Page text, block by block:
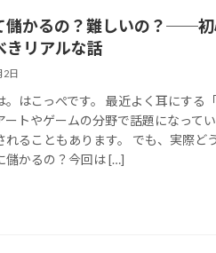
儲かるの？難しいの？──初
きリアルな話
2日
。はこっぺです。 最近よく耳にする
ートやゲームの分野で話題になって
れることもあります。 でも、実際ど
儲かるの？今回は […]